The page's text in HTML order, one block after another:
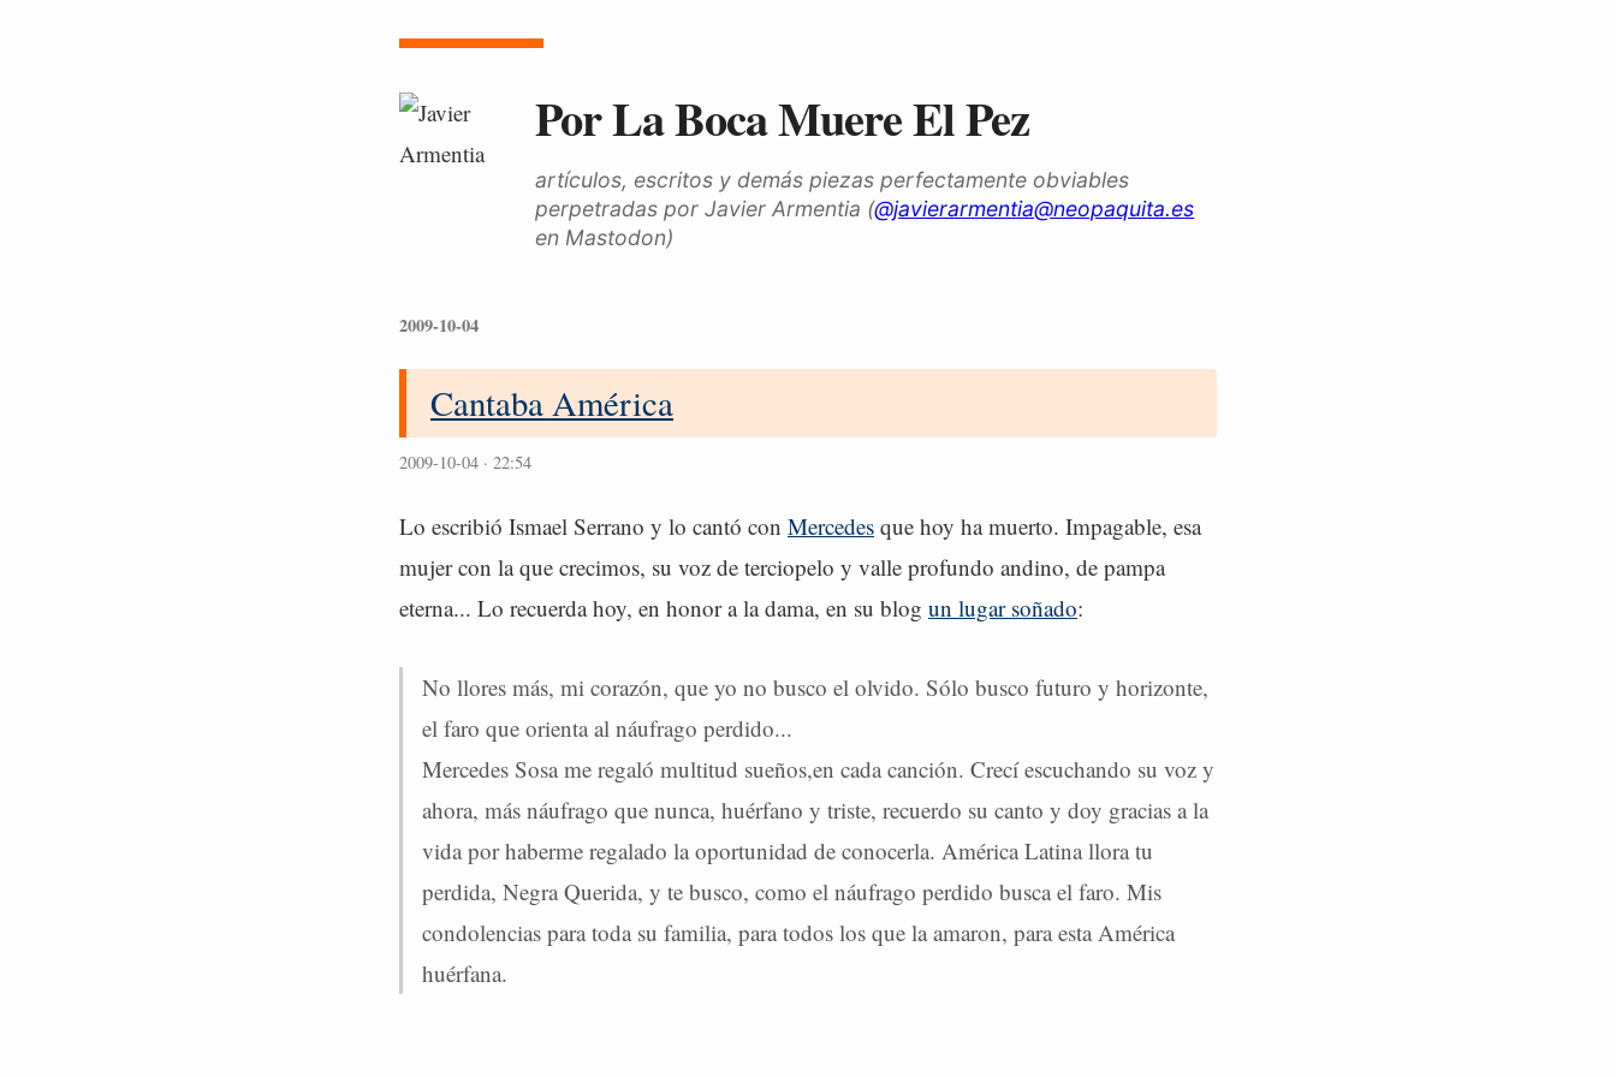
Por La Boca Muere El Pez
artículos, escritos y demás piezas perfectamente obviables
perpetradas por Javier Armentia (@javierarmentia@neopaquita.es
en Mastodon)
2009-10-04
Cantaba América
2009-10-04 · 22:54
Lo escribió Ismael Serrano y lo cantó con Mercedes que hoy ha muerto. Impagable, esa
mujer con la que crecimos, su voz de terciopelo y valle profundo andino, de pampa
eterna... Lo recuerda hoy, en honor a la dama, en su blog un lugar soñado:
No llores más, mi corazón, que yo no busco el olvido. Sólo busco futuro y horizonte,
el faro que orienta al náufrago perdido...
Mercedes Sosa me regaló multitud sueños,en cada canción. Crecí escuchando su voz y
ahora, más náufrago que nunca, huérfano y triste, recuerdo su canto y doy gracias a la
vida por haberme regalado la oportunidad de conocerla. América Latina llora tu
perdida, Negra Querida, y te busco, como el náufrago perdido busca el faro. Mis
condolencias para toda su familia, para todos los que la amaron, para esta América
huérfana.